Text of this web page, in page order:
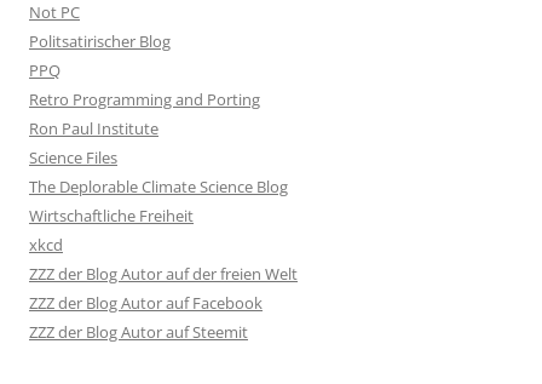
Not PC
Politsatirischer Blog
PPQ
Retro Programming and Porting
Ron Paul Institute
Science Files
The Deplorable Climate Science Blog
Wirtschaftliche Freiheit
xkcd
ZZZ der Blog Autor auf der freien Welt
ZZZ der Blog Autor auf Facebook
ZZZ der Blog Autor auf Steemit